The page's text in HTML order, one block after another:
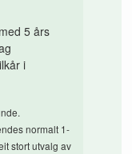
5 års
i
normalt 1-
stort utvalg av